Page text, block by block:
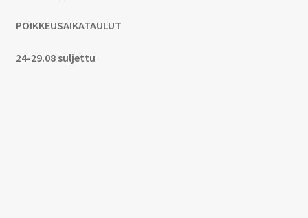
POIKKEUSAIKATAULUT
24-29.08 suljettu